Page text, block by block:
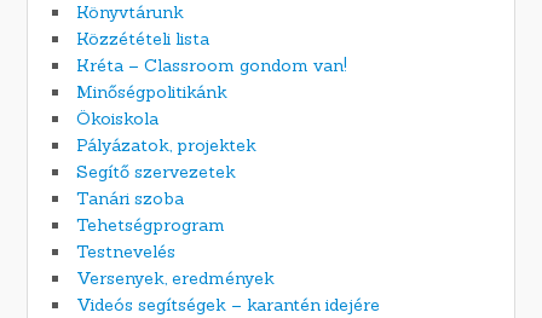
Könyvtárunk
Közzétételi lista
Kréta – Classroom gondom van!
Minőségpolitikánk
Ökoiskola
Pályázatok, projektek
Segítő szervezetek
Tanári szoba
Tehetségprogram
Testnevelés
Versenyek, eredmények
Videós segítségek – karantén idejére